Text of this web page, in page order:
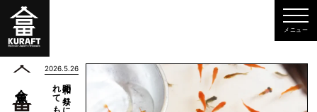
2026.5.26